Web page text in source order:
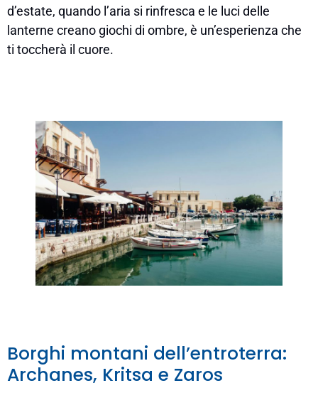
d’estate, quando l’aria si rinfresca e le luci delle
lanterne creano giochi di ombre, è un’esperienza che
ti toccherà il cuore.
Borghi montani dell’entroterra:
Archanes, Kritsa e Zaros